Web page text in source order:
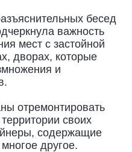
бесед
важность
мест с застойной
дворах, которые
и
отремонтировать
своих
содержащие
другое.